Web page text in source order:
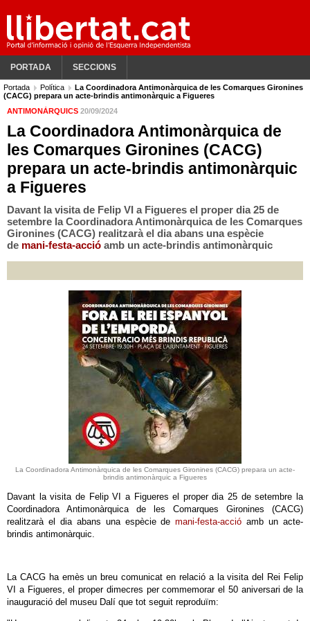
PORTADA SECCIONS
Portada Política
La Coordinadora Antimonàrquica de les Comarques Gironines
(CACG) prepara un acte-brindis antimonàrquic a Figueres
ANTIMONÀRQUICS 20/09/2024
La Coordinadora Antimonàrquica de
les Comarques Gironines (CACG)
prepara un acte-brindis antimonàrquic
a Figueres
Davant la visita de Felip VI a Figueres el proper dia 25 de
setembre la Coordinadora Antimonàrquica de les Comarques
Gironines (CACG) realitzarà el dia abans una espècie
de mani-festa-acció amb un acte-brindis antimonàrquic
La Coordinadora Antimonàrquica de les Comarques Gironines (CACG) prepara un acte-
brindis antimonàrquic a Figueres
Davant la visita de Felip VI a Figueres el proper dia 25 de setembre la
Coordinadora Antimonàrquica de les Comarques Gironines (CACG)
realitzarà el dia abans una espècie demani-festa-acció amb un acte-
brindis antimonàrquic.
La CACG ha emès un breu comunicat en relació a la visita del Rei Felip
VI a Figueres, el proper dimecres per commemorar el 50 aniversari de la
inauguració del museu Dalí que tot seguit reproduïm: